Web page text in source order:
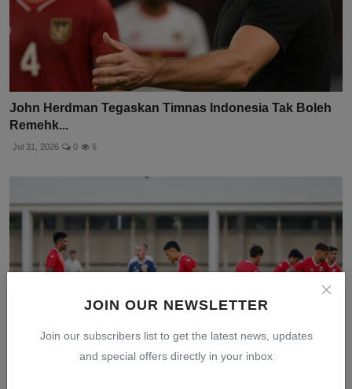
JOIN OUR NEWSLETTER
Join our subscribers list to get the latest news, updates
and special offers directly in your inbox
John Herdman Tegaskan Timnas Indonesia Tak Boleh
Remehk...
Jul 31, 2026 0 6